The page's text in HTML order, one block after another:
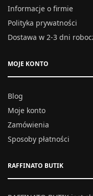
Informacje o firmie
Polityka prywatności
Dostawa w 2-3 dni
MOJE KONTO
Blog
Moje konto
Zamówienia
Sposoby płatności
RAFFINATO BUTIK